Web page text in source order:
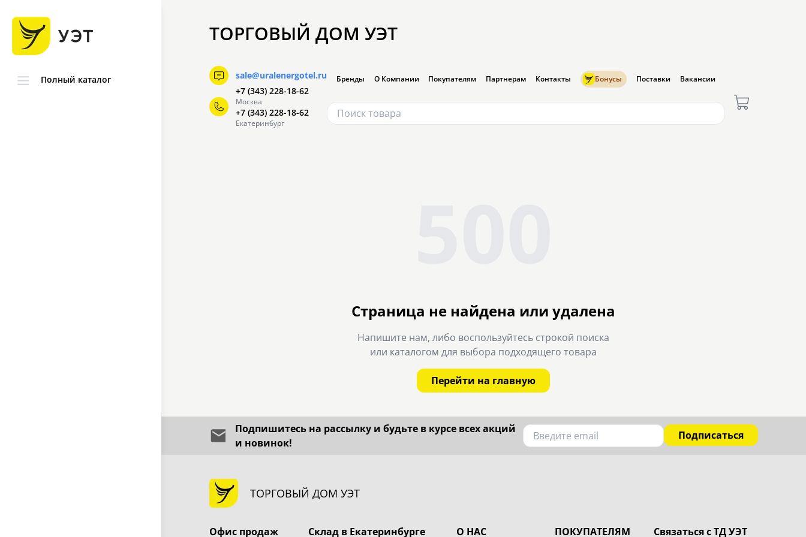
Полный каталог
ТОРГОВЫЙ ДОМ УЭТ
sale@uralenergotel.ru
+7 (343) 228-18-62
Москва
+7 (343) 228-18-62
Екатеринбург
Бренды О Компании Покупателям Партнерам Контакты Бонусы Поставки Вакансии
Страница не найдена или удалена
Напишите нам, либо воспользуйтесь строкой поиска
или каталогом для выбора подходящего товара
Перейти на главную
Подпишитесь на рассылку и будьте в курсе всех акций
и новинок!
Подписаться
ТОРГОВЫЙ ДОМ УЭТ
Офис продаж Склад в Екатеринбурге О НАС ПОКУПАТЕЛЯМ Связаться с ТД УЭТ